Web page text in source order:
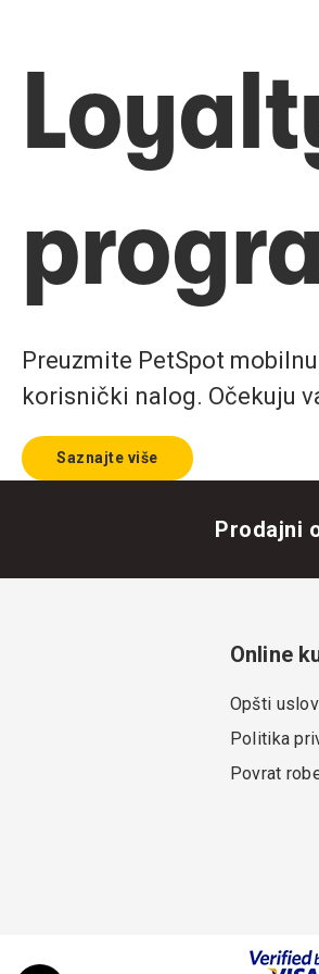
Preuzmite PetSpot
korisnički nalog. Očekuju
Saznajte više
Prodajni
Online
Opšti
Politika
Povrat